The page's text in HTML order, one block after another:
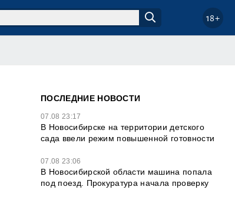
18+
ПОСЛЕДНИЕ НОВОСТИ
07.08 23:17
В Новосибирске на территории детского
сада ввели режим повышенной готовности
07.08 23:06
В Новосибирской области машина попала
под поезд. Прокуратура начала проверку